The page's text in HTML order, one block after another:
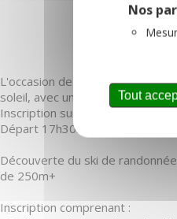
Nos
Tout
L'occasion de découvir le ski de
soleil, avec une montée jusqu'à
Inscription sur place dès 16h30.
Départ 17h30.
Découverte du ski de
de 250m+
Inscription comprenant :